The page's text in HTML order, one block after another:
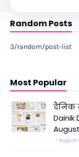
Random Posts
3/random/post-list
Most Popular
दैनिक
Dainik
August